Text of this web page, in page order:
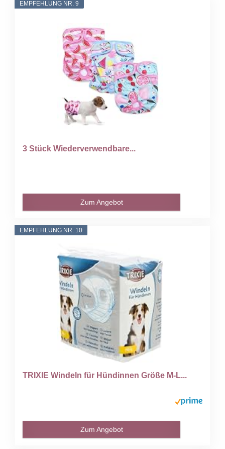
EMPFEHLUNG NR. 9
3 Stück Wiederverwendbare...
Zum Angebot
EMPFEHLUNG NR. 10
TRIXIE Windeln für Hündinnen Größe M-L...
Zum Angebot